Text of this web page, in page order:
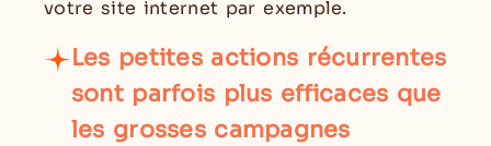
votre site internet par exemple.
Les petites actions récurrentes
sont parfois plus efficaces que
les grosses campagnes